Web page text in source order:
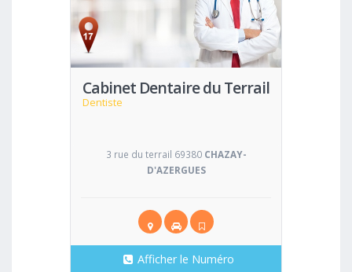
Cabinet Dentaire du Terrail
Dentiste
Voir
3 rue du terrail 69380 CHAZAY-
D'AZERGUES
Afficher le Numéro